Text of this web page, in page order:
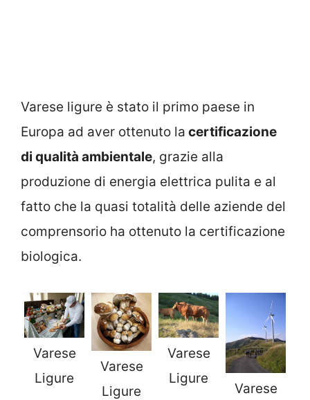
Varese ligure è stato il primo paese in
Europa ad aver ottenuto la certificazione
di qualità ambientale, grazie alla
produzione di energia elettrica pulita e al
fatto che la quasi totalità delle aziende del
comprensorio ha ottenuto la certificazione
biologica.
Varese
Ligure
Varese
Ligure
Varese
Ligure
Varese